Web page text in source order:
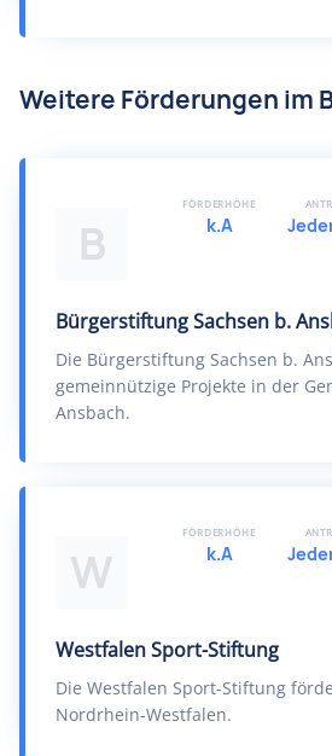
Weitere Förderungen im
B
Bürgerstiftung Sachsen b.
Die Bürgerstiftung Sachsen b.
gemeinnützige Projekte in der
Ansbach.
FÖRDERHÖHE
k.A
W
Westfalen Sport-Stiftung
Die Westfalen Sport-Stiftung
Nordrhein-Westfalen.
FÖRDERHÖHE
k.A